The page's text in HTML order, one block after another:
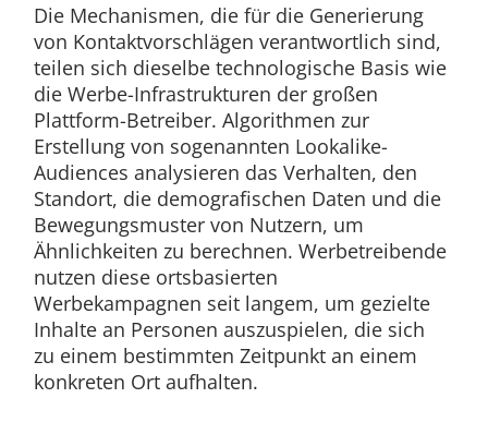
Die Mechanismen, die für die Generierung
von Kontaktvorschlägen verantwortlich sind,
teilen sich dieselbe technologische Basis wie
die Werbe-Infrastrukturen der großen
Plattform-Betreiber. Algorithmen zur
Erstellung von sogenannten Lookalike-
Audiences analysieren das Verhalten, den
Standort, die demografischen Daten und die
Bewegungsmuster von Nutzern, um
Ähnlichkeiten zu berechnen. Werbetreibende
nutzen diese ortsbasierten
Werbekampagnen seit langem, um gezielte
Inhalte an Personen auszuspielen, die sich
zu einem bestimmten Zeitpunkt an einem
konkreten Ort aufhalten.